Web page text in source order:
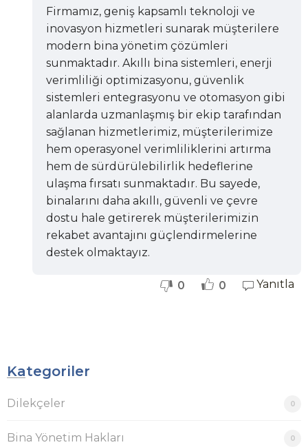
Firmamız, geniş kapsamlı teknoloji ve
inovasyon hizmetleri sunarak müşterilere
modern bina yönetim çözümleri
sunmaktadır. Akıllı bina sistemleri, enerji
verimliliği optimizasyonu, güvenlik
sistemleri entegrasyonu ve otomasyon gibi
alanlarda uzmanlaşmış bir ekip tarafından
sağlanan hizmetlerimiz, müşterilerimize
hem operasyonel verimliliklerini artırma
hem de sürdürülebilirlik hedeflerine
ulaşma fırsatı sunmaktadır. Bu sayede,
binalarını daha akıllı, güvenli ve çevre
dostu hale getirerek müşterilerimizin
rekabet avantajını güçlendirmelerine
destek olmaktayız.
0 0 Yanıtla
Kategoriler
Dilekçeler 0
Bina Yönetim Hakları 0